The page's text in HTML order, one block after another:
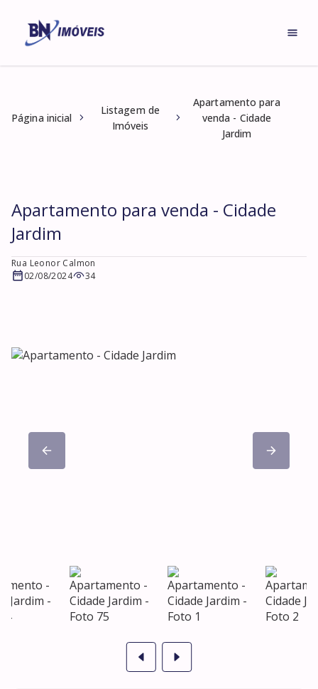
Página inicial
Listagem de
Imóveis
Apartamento para
venda - Cidade
Jardim
Apartamento para venda - Cidade
Jardim
Rua Leonor Calmon
02/08/2024
34